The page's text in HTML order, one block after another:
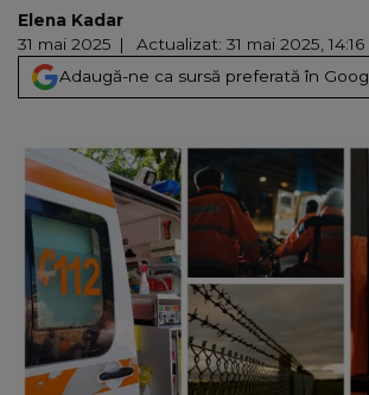
Elena Kadar
31 mai 2025
Actualizat: 31 mai 2025, 14:16
Adaugă-ne ca sursă preferată în